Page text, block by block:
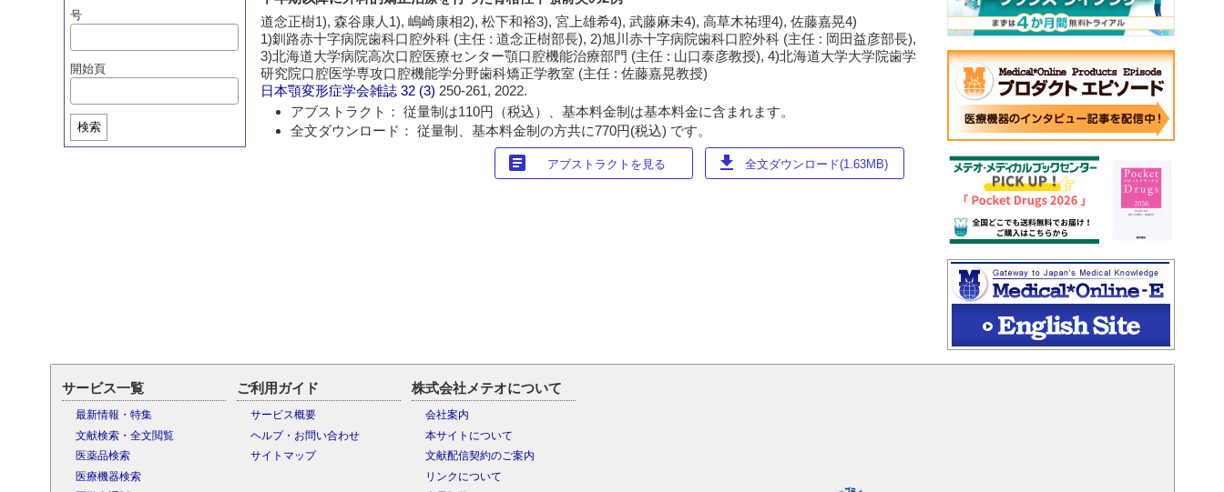
号
開始頁
検索
道念正樹1), 森谷康人1), 嶋崎康相2), 松下和裕3), 宮上雄希4), 武藤麻未4), 高草木祐理4), 佐藤嘉晃4)
1)釧路赤十字病院歯科口腔外科 (主任 : 道念正樹部長), 2)旭川赤十字病院歯科口腔外科 (主任 : 岡田益彦部長),
3)北海道大学病院高次口腔医療センター顎口腔機能治療部門 (主任 : 山口泰彦教授), 4)北海道大学大学院歯学
研究院口腔医学専攻口腔機能学分野歯科矯正学教室 (主任 : 佐藤嘉晃教授)
日本顎変形症学会雑誌 32 (3) 250-261, 2022.
アブストラクト： 従量制は110円（税込）、基本料金制は基本料金に含まれます。
全文ダウンロード： 従量制、基本料金制の方共に770円(税込) です。
article アブストラクトを見る download 全文ダウンロード(1.63MB)
サービス一覧
最新情報・特集
文献検索・全文閲覧
医薬品検索
医療機器検索
ご利用ガイド
サービス概要
ヘルプ・お問い合わせ
サイトマップ
株式会社メテオについて
会社案内
本サイトについて
文献配信契約のご案内
リンクについて